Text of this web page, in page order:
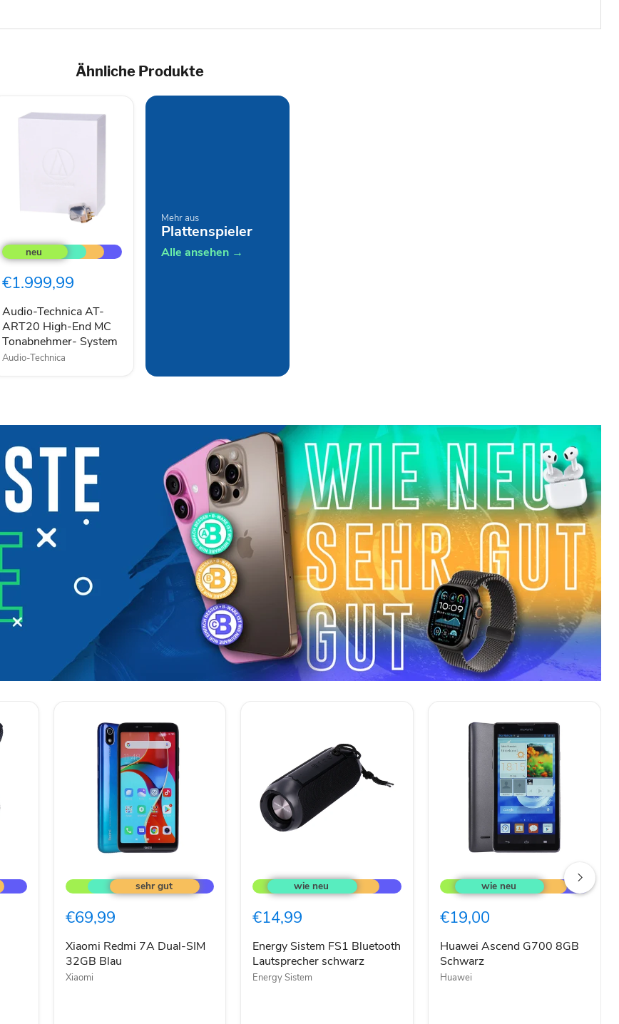
Ähnliche Produkte
Technica
AT-
High-
MC
Tonabnehmer-
System
€1.999,99
Audio-Technica AT-
ART20 High-End MC
Tonabnehmer- System
Audio-Technica
Mehr aus
Plattenspieler
Alle ansehen →
Redmi
7A
SIM
Blau
€69,99
Xiaomi Redmi 7A Dual-SIM
32GB Blau
Xiaomi
Sistem
FS1
Lautsprecher
€14,99
Energy Sistem FS1 Bluetooth
Lautsprecher schwarz
Energy Sistem
Ascend
G700
Schwarz
€19,00
Huawei Ascend G700 8GB
Schwarz
Huawei